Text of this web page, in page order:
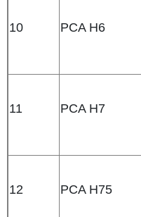
10 PCA H6
11 PCA H7
12 PCA H75